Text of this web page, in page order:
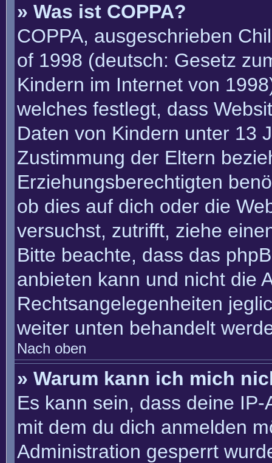
» Was ist COPPA?
COPPA, ausgeschrieben
of 1998 (deutsch: Gesetz
Kindern im Internet von
welches festlegt, dass
Daten von Kindern unter 13
Zustimmung der Eltern
Erziehungsberechtigten
ob dies auf dich oder die
versuchst, zutrifft, ziehe
Bitte beachte, dass das
anbieten kann und nicht die
Rechtsangelegenheiten
weiter unten behandelt
Nach oben
» Warum kann ich mich
Es kann sein, dass deine
mit dem du dich anmelden
Administration gesperrt